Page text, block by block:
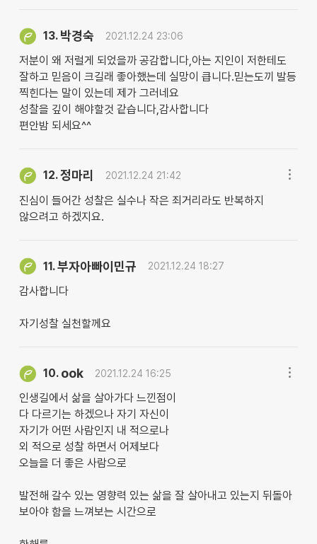
13. 박경숙 2021.12.24 23:06
저분이 왜 저럴게 되었을까 공감합니다,아는 지인이 저한테도
잘하고 믿음이 크길래 좋아했는데 실망이 큽니다.믿는도끼 발등
찍힌다는 말이 있는데 제가 그러네요
성찰을 깊이 해야할것 같습니다,감사합니다
편안밤 되세요^^
12.정마리 2021.12.24 21:42
진심이 들어간 성찰은 실수나 작은 죄거리라도 반복하지
않으려고 하겠지요.
11.부자아빠이민규 2021.12.24 18:27
감사합니다
자기성찰 실천할께요
10. ook 2021.12.24 16:25
인생길에서 삶을 살아가다 느낀점이
다 다르기는 하겠으나 자기 자신이
자기가 어떤 사람인지 내 적으로나
외 적으로 성찰 하면서 어제보다
오늘을 더 좋은 사람으로
발전해 갈수 있는 영향력 있는 삶을 잘 살아내고 있는지 뒤돌아
보아야 함을 느껴보는 시간으로